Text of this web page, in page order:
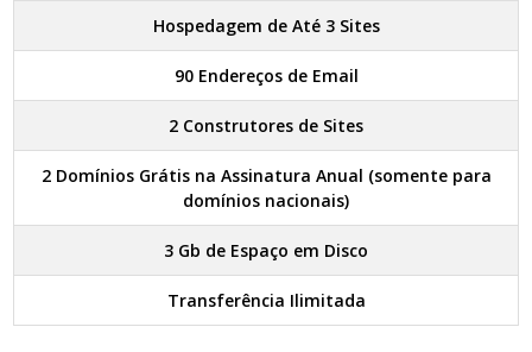
Hospedagem de Até 3 Sites
90 Endereços de Email
2 Construtores de Sites
2 Domínios Grátis na Assinatura Anual (somente para
domínios nacionais)
3 Gb de Espaço em Disco
Transferência Ilimitada